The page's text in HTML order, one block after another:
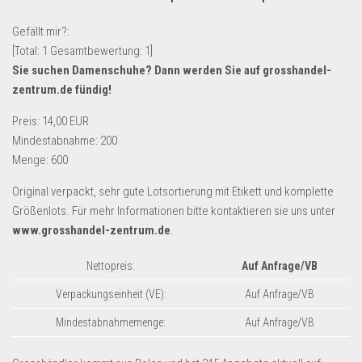
Multimedia & Elektro
Münzen
Spielzeug & Games
Schuhe & Accessoires
Sport & Freizeit
Wohnen & Einrichten
Restposten-Angebote
Restposten für Privatpersonen
Gefällt mir?:
[Total: 1 Gesamtbewertung: 1
Sie suchen Damenschuhe? Dann werden Sie auf grosshandel-
zentrum.de fündig!
Preis: 14,00 EUR
Mindestabnahme: 200
Menge: 600
Original verpackt, sehr gute Lotsortierung mit Etikett und komplette
Größenlots. Für mehr Informationen bitte kontaktieren sie uns unter
www.grosshandel-zentrum.de.
Nettopreis: Auf Anfrage/VB
Verpackungseinheit (VE): Auf Anfrage/VB
Mindestabnahmemenge: Auf Anfrage/VB